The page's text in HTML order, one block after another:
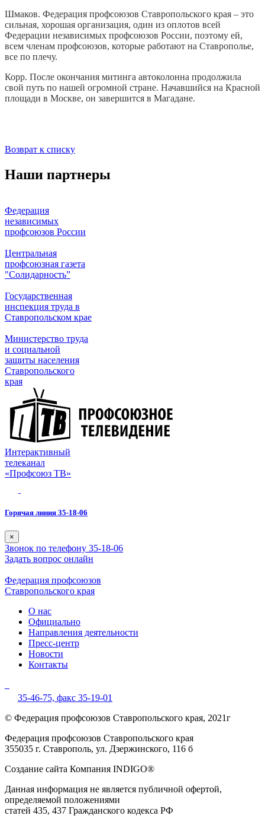
Шмаков. Федерация профсоюзов Ставропольского края – это
сильная, хорошая организация, один из оплотов всей
Федерации независимых профсоюзов России, поэтому ей,
всем членам профсоюзов, которые работают на Ставрополье,
все по плечу.
Корр. После окончания митинга автоколонна продолжила
свой путь по нашей огромной стране. Начавшийся на Красной
площади в Москве, он завершится в Магадане.
Возврат к списку
Наши партнеры
Федерация
независимых
профсоюзов России
Центральная
профсоюзная газета
"Солидарность”
Государственная
инспекция труда в
Ставропольском крае
Министерство труда
и социальной
защиты населения
Ставропольского
края
Интерактивный
телеканал
«Профсоюз ТВ»
Горячая линия 35-18-06
×
Звонок по телефону 35-18-06
Задать вопрос онлайн
Федерация профсоюзов
Ставропольского края
О нас
Официально
Направления деятельности
Пресс-центр
Новости
Контакты
35-46-75, факс 35-19-01
© Федерация профсоюзов Ставропольского края, 2021г
Федерация профсоюзов Ставропольского края
355035 г. Ставрополь, ул. Дзержинского, 116 б
Создание сайта Компания INDIGO®
Данная информация не является публичной офертой,
определяемой положениями
статей 435, 437 Гражданского кодекса РФ